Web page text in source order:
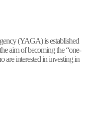
(YAGA) is established
aim of becoming the “one-
are interested in investing in